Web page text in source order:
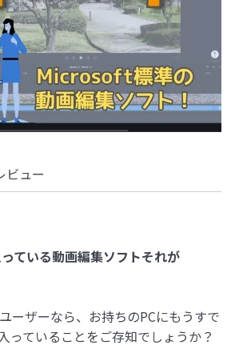
ビュー
ている動画編集ソフトそれが
ーザーなら、お持ちのPCにもうすで
っていることをご存知でしょうか？